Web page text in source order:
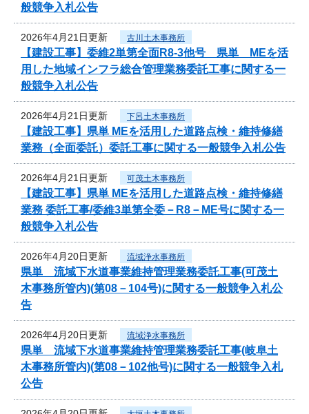
般競争入札公告
2026年4月21日更新 古川土木事務所
【建設工事】委維2単第全面R8-3他号 県単 MEを活
用した地域インフラ総合管理業務委託工事に関する一
般競争入札公告
2026年4月21日更新 下呂土木事務所
【建設工事】県単 MEを活用した道路点検・維持修繕
業務（全面委託）委託工事に関する一般競争入札公告
2026年4月21日更新 可茂土木事務所
【建設工事】県単 MEを活用した道路点検・維持修繕
業務 委託工事/委維3単第全委－R8－ME号に関する一
般競争入札公告
2026年4月20日更新 流域浄水事務所
県単 流域下水道事業維持管理業務委託工事(可茂土
木事務所管内)(第08－104号)に関する一般競争入札公
告
2026年4月20日更新 流域浄水事務所
県単 流域下水道事業維持管理業務委託工事(岐阜土
木事務所管内)(第08－102他号)に関する一般競争入札
公告